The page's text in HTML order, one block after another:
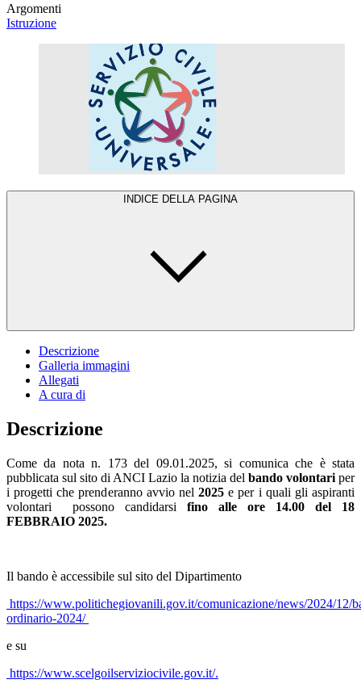
Argomenti
Istruzione
INDICE DELLA PAGINA
Descrizione
Galleria immagini
Allegati
A cura di
Descrizione
Come da nota n. 173 del 09.01.2025, si comunica che è stata
pubblicata sul sito di ANCI Lazio la notizia del bando volontari per
i progetti che prenderanno avvio nel 2025 e per i quali gli aspiranti
volontari possono candidarsi fino alle ore 14.00 del 18
FEBBRAIO 2025.
Il bando è accessibile sul sito del Dipartimento
https://www.politichegiovanili.gov.it/comunicazione/news/2024/12/
ordinario-2024/
e su
https://www.scelgoilserviziocivile.gov.it/.